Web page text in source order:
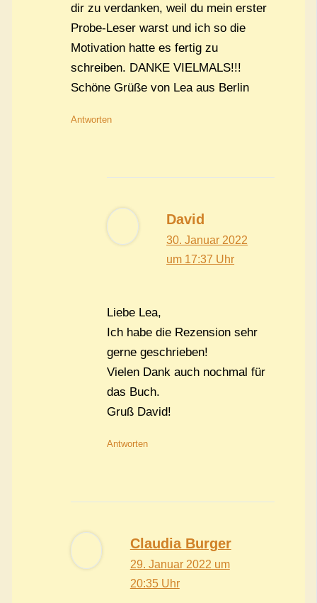
dir zu verdanken, weil du mein erster
Probe-Leser warst und ich so die
Motivation hatte es fertig zu
schreiben. DANKE VIELMALS!!!
Schöne Grüße von Lea aus Berlin
Antworten
David
30. Januar 2022
um 17:37 Uhr
Liebe Lea,
Ich habe die Rezension sehr
gerne geschrieben!
Vielen Dank auch nochmal für
das Buch.
Gruß David!
Antworten
Claudia Burger
29. Januar 2022 um
20:35 Uhr